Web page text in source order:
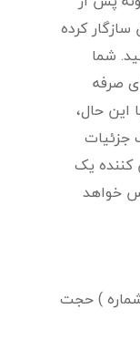
کرده
شما
صرفه
این حال،
جزئیات
کننده یک
خواهد
) حجت